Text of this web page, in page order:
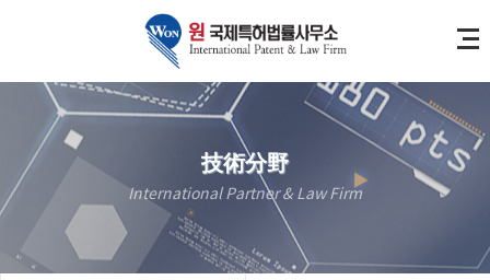
技術分野
International Partner & Law Firm